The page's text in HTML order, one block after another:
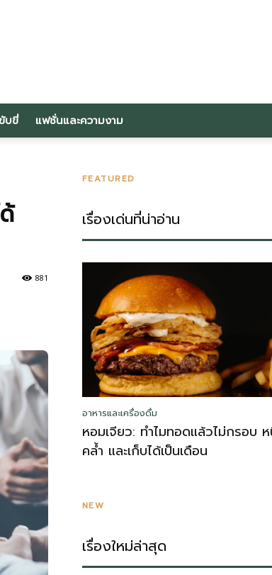
บขี่ แฟชั่นและความงาม
881
FEATURED
เรื่องเด่นที่น่าอ่าน
อาหารและเครื่องดื่ม
หอมเจียว: ทำไมทอดแล้วไม่กรอบ
คล้ำ และเก็บได้เป็นเดือน
NEW
เรื่องใหม่ล่าสุด